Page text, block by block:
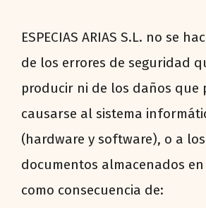
ESPECIAS ARIAS S.L. no se
de los errores de seguridad
producir ni de los daños que
causarse al sistema
(hardware y software), o a
documentos almacenados en
como consecuencia de: